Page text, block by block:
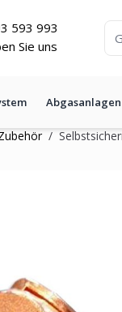
593 993
Sie uns
Abgasanlagen
/